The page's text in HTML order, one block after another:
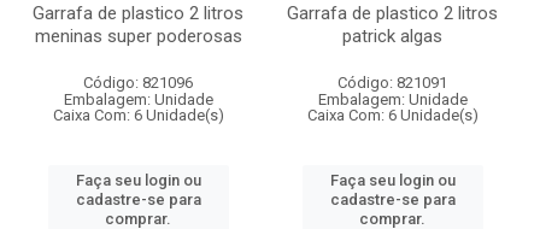
Garrafa de plastico 2 litros
meninas super poderosas
Código: 821096
Embalagem: Unidade
Caixa Com: 6 Unidade(s)
Faça seu login ou
cadastre-se para
comprar.
Garrafa de plastico 2 litros
patrick algas
Código: 821091
Embalagem: Unidade
Caixa Com: 6 Unidade(s)
Faça seu login ou
cadastre-se para
comprar.